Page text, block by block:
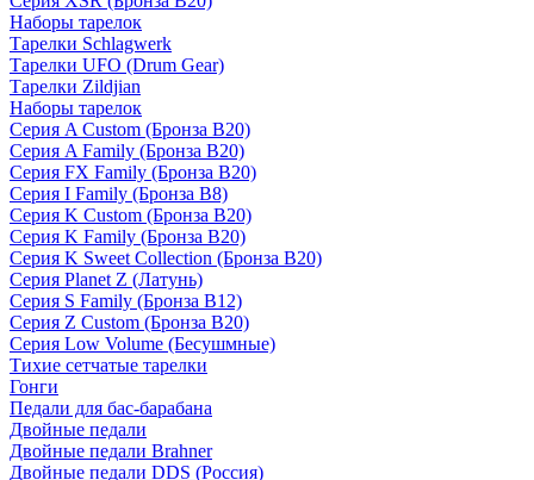
Наборы тарелок
Тарелки Schlagwerk
Тарелки UFO (Drum Gear)
Тарелки Zildjian
Наборы тарелок
Серия A Custom (Бронза B20)
Серия A Family (Бронза B20)
Серия FX Family (Бронза B20)
Серия I Family (Бронза B8)
Серия K Custom (Бронза B20)
Серия K Family (Бронза B20)
Серия K Sweet Collection (Бронза B20)
Серия Planet Z (Латунь)
Серия S Family (Бронза B12)
Серия Z Custom (Бронза B20)
Серия Low Volume (Бесушмные)
Тихие сетчатые тарелки
Гонги
Педали для бас-барабана
Двойные педали
Двойные педали Brahner
Двойные педали DDS (Россия)